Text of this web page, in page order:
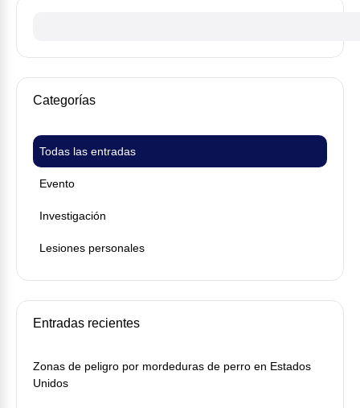
Categorías
Evento
Investigación
Lesiones personales
Todas las entradas
Entradas recientes
Zonas de peligro por mordeduras de perro en Estados
Unidos